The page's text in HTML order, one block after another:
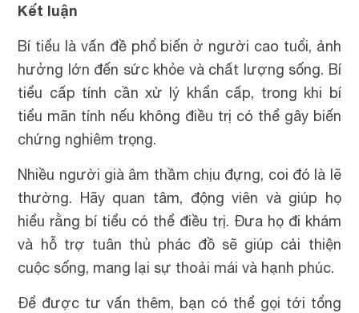
Kết luận
Bí tiểu là vấn đề phổ biến ở người cao tuổi, ảnh
hưởng lớn đến sức khỏe và chất lượng sống. Bí
tiểu cấp tính cần xử lý khẩn cấp, trong khi bí
tiểu mãn tính nếu không điều trị có thể gây biến
chứng nghiêm trọng.
Nhiều người già âm thầm chịu đựng, coi đó là lẽ
thường. Hãy quan tâm, động viên và giúp họ
hiểu rằng bí tiểu có thể điều trị. Đưa họ đi khám
và hỗ trợ tuân thủ phác đồ sẽ giúp cải thiện
cuộc sống, mang lại sự thoải mái và hạnh phúc.
Để được tư vấn thêm, bạn có thể gọi tới tổng